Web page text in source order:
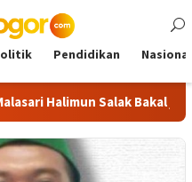
Pendidikan Nasional
Salak Bakal jadi Agenda